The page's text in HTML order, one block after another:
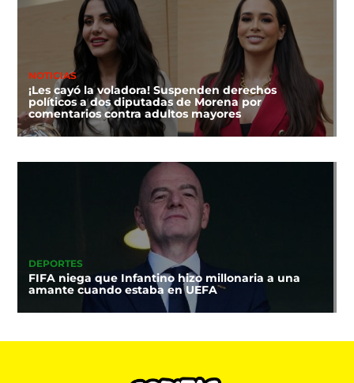
NOTICIAS
¡Les cayó la voladora! Suspenden derechos
políticos a dos diputadas de Morena por
comentarios contra adultos mayores
DEPORTES
FIFA niega que Infantino hizo millonaria a una
amante cuando estaba en UEFA